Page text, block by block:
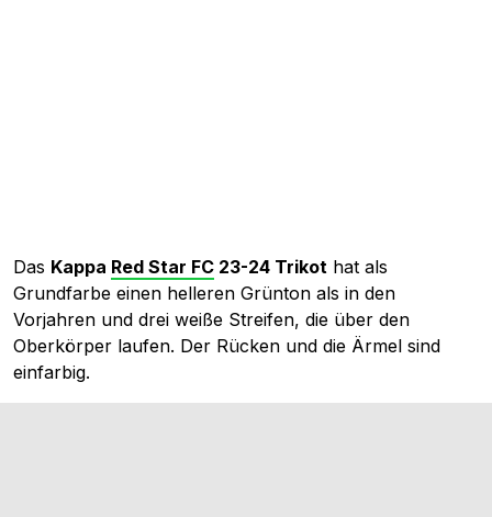
Das Kappa Red Star FC 23-24 Trikot hat als
Grundfarbe einen helleren Grünton als in den
Vorjahren und drei weiße Streifen, die über den
Oberkörper laufen. Der Rücken und die Ärmel sind
einfarbig.